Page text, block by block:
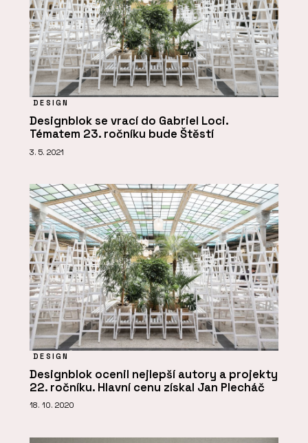
DESIGN
Designblok se vrací do Gabriel Loci.
Tématem 23. ročníku bude Štěstí
3. 5. 2021
DESIGN
Designblok ocenil nejlepší autory a projekty
22. ročníku. Hlavní cenu získal Jan Plecháč
18. 10. 2020